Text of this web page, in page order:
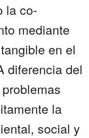
la co-
mediante
en el
diferencia del
la
social y